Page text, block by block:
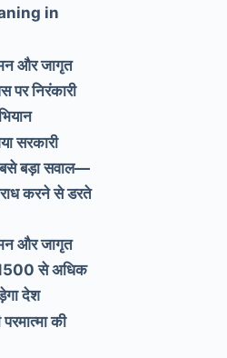
in
मन और जागृत
पर निरंकारी
सरकारी
बड़ा सवाल—
करने से डरते
मन और जागृत
से अधिक
देश
की